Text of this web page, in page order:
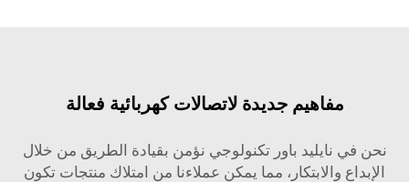
مفاهيم جديدة لاتصالات كهربائية فعالة
نحن في نايليد باور تكنولوجي نؤمن بقيادة الطريق من خلال
الإبداع والابتكار، مما يمكن عملاءنا من امتلاك منتجات تكون